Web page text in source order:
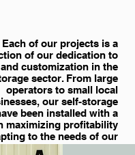
Each of our projects is a
of our dedication to
customization in the
sector. From large
operators to small local
our self-storage
been installed with a
maximizing profitability
to the needs of our
clients.